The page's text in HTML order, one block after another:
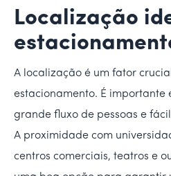
Localização
A localização é um fator
estacionamento. É importante
grande fluxo de pessoas e
A proximidade com
centros comerciais, teatros e